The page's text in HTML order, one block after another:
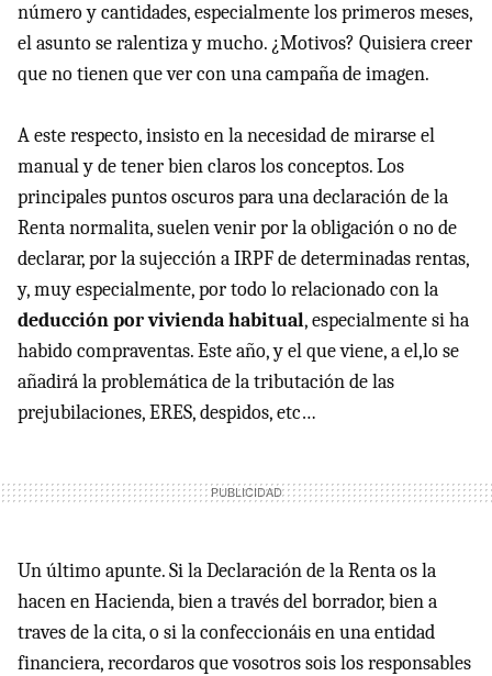
número y cantidades, especialmente los primeros meses,
el asunto se ralentiza y mucho. ¿Motivos? Quisiera creer
que no tienen que ver con una campaña de imagen.
A este respecto, insisto en la necesidad de mirarse el
manual y de tener bien claros los conceptos. Los
principales puntos oscuros para una declaración de la
Renta normalita, suelen venir por la obligación o no de
declarar, por la sujección aIRPFde determinadas rentas,
y, muy especialmente, por todo lo relacionado con la
deducción por vivienda habitual, especialmente si ha
habido compraventas. Este año, y el que viene, a el,lo se
añadirá la problemática de la tributación de las
prejubilaciones,ERES, despidos, etc…
Un último apunte. Si la Declaración de la Renta os la
hacen en Hacienda, bien a través del borrador, bien a
traves de la cita, o si la confeccionáis en una entidad
financiera, recordaros que vosotros sois los responsables